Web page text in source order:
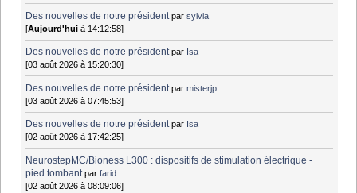
Des nouvelles de notre président parsylvia
[Aujourd'hui à 14:12:58]
Des nouvelles de notre président par Isa
[03 août 2026 à 15:20:30]
Des nouvelles de notre président parmisterjp
[03 août 2026 à 07:45:53]
Des nouvelles de notre président par Isa
[02 août 2026 à 17:42:25]
NeurostepMC/Bioness L300 : dispositifs de stimulation électrique -
pied tombant parfarid
[02 août 2026 à 08:09:06]